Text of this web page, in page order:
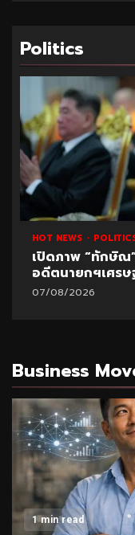
Politics
HOT NEWS
เปิดภาพ “ทักษิณ
อดีตนายกฯเศรษ
07/08/2026
Business
1 min read